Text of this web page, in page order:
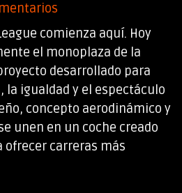
comienza aquí. Hoy
el monoplaza de la
desarrollado para
la igualdad y el espectáculo
concepto aerodinámico y
unen en un coche creado
carreras más